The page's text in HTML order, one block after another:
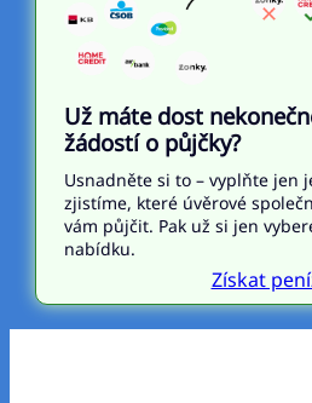
Už máte dost
žádostí o půjčky?
Usnadněte si to – vyplňte jen
zjistíme, které úvěrové
vám půjčit. Pak už si jen
nabídku.
Získat